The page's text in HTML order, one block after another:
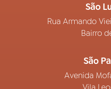
São
Rua Armando
Bairro
São
Avenida